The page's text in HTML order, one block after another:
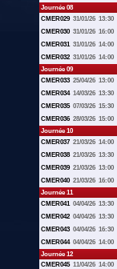
Journée 08
CMER029 31/01/26 13:30
CMER030 31/01/26 16:00
CMER031 31/01/26 14:00
CMER032 31/01/26 14:00
Journée 09
CMER033 25/04/26 13:00
CMER034 14/03/26 13:30
CMER035 07/03/26 15:30
CMER036 28/03/26 15:00
Journée 10
CMER037 21/03/26 14:00
CMER038 21/03/26 13:30
CMER039 21/03/26 13:00
CMER040 21/03/26 16:00
Journée 11
CMER041 04/04/26 13:30
CMER042 04/04/26 13:30
CMER043 04/04/26 16:30
CMER044 04/04/26 14:00
Journée 12
CMER045 11/04/26 14:00